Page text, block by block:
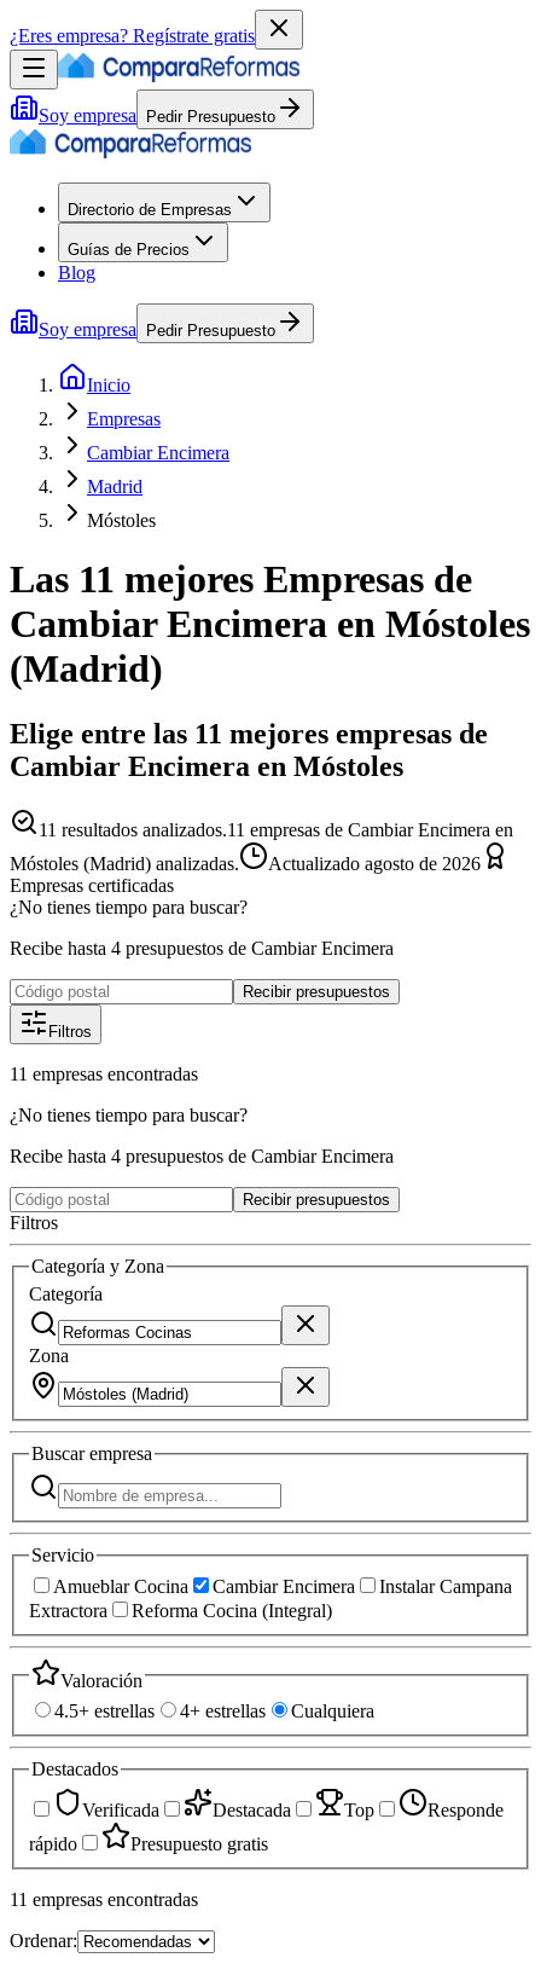
¿Eres empresa? Regístrate gratis
Soy empresa Pedir Presupuesto
Directorio de Empresas
Guías de Precios
Blog
Soy empresa Pedir Presupuesto
Inicio
Empresas
Cambiar Encimera
Madrid
Móstoles
Las 11 mejores Empresas de
Cambiar Encimera en Móstoles
(Madrid)
Elige entre las 11 mejores empresas de
Cambiar Encimera en Móstoles
11 resultados analizados.11 empresas de Cambiar Encimera en
Móstoles (Madrid) analizadas.
Actualizado agosto de 2026
Empresas certificadas
¿No tienes tiempo para buscar?
Recibe hasta 4 presupuestos de Cambiar Encimera
Recibir presupuestos
Filtros
11 empresas encontradas
¿No tienes tiempo para buscar?
Recibe hasta 4 presupuestos de Cambiar Encimera
Recibir presupuestos
Filtros
Categoría y Zona
Categoría
Zona
Buscarempresa
Servicio
Amueblar Cocina
Cambiar Encimera
Instalar Campana
Extractora
Reforma Cocina (Integral)
Valoración
4.5+ estrellas
4+ estrellas Cualquiera
Destacados
Verificada
Destacada Top
Responde
rápido
Presupuesto gratis
11 empresas encontradas
Ordenar: